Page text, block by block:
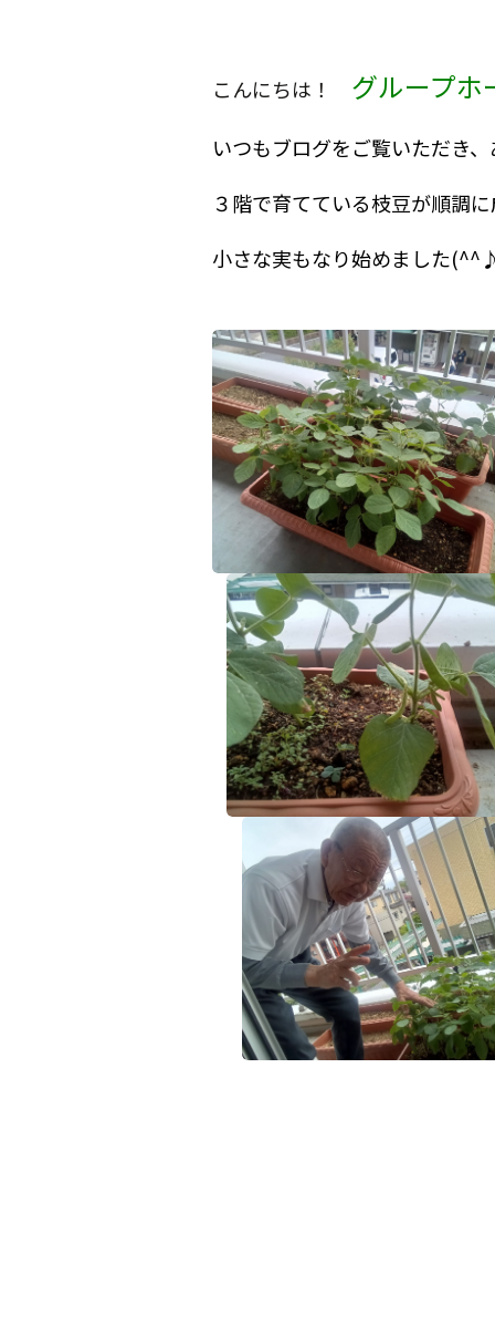
こんにちは！ グループ
いつもブログをご覧いただき
３階で育てている枝豆が順調に
小さな実もなり始めました(^^♪